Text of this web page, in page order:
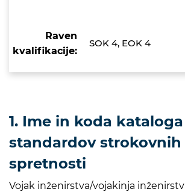
Raven
kvalifikacije:
SOK 4, EOK 4
1. Ime in koda kataloga
standardov strokovnih
spretnosti
Vojak inženirstva/vojakinja